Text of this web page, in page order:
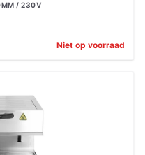
/ 230V
Niet op voorraad